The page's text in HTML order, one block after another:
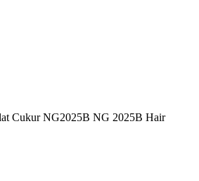
Cukur NG2025B NG 2025B Hair